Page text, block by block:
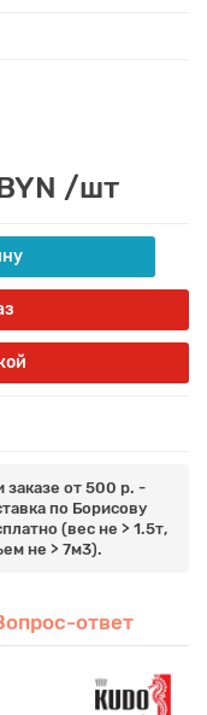
/шт
заказе от 500 р. -
по Борисову
(вес не > 1.5т,
не > 7м3).
ответ